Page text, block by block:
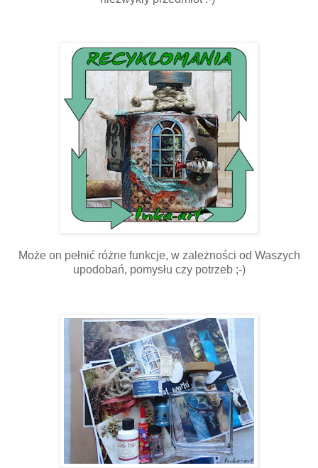
Może on pełnić różne funkcje, w zależności od Waszych
upodobań, pomysłu czy potrzeb ;-)